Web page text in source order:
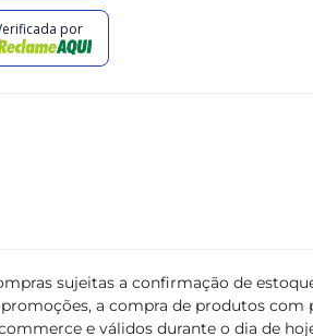
sujeitas a confirmação de
a compra de produtos com
e válidos durante o dia de